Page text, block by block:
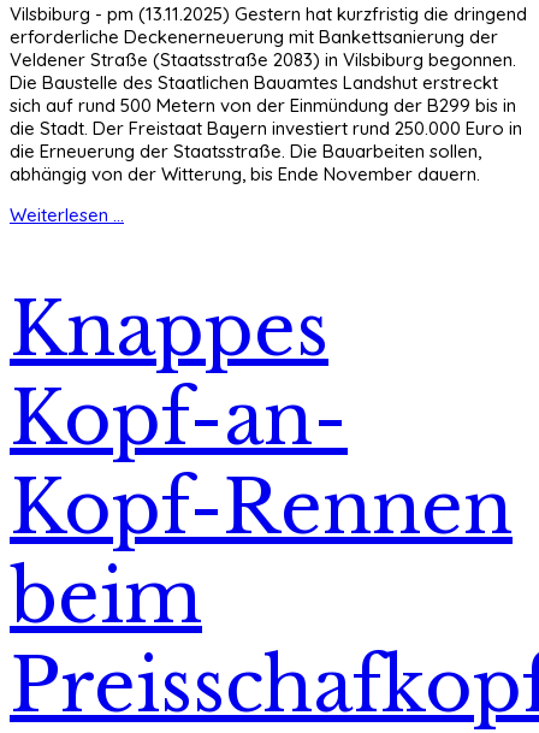
Vilsbiburg - pm (13.11.2025) Gestern hat kurzfristig die dringend
erforderliche Deckenerneuerung mit Bankettsanierung der
Veldener Straße (Staatsstraße 2083) in Vilsbiburg begonnen.
Die Baustelle des Staatlichen Bauamtes Landshut erstreckt
sich auf rund 500 Metern von der Einmündung der B299 bis in
die Stadt. Der Freistaat Bayern investiert rund 250.000 Euro in
die Erneuerung der Staatsstraße. Die Bauarbeiten sollen,
abhängig von der Witterung, bis Ende November dauern.
Weiterlesen ...
Knappes
Kopf-an-
Kopf-Rennen
beim